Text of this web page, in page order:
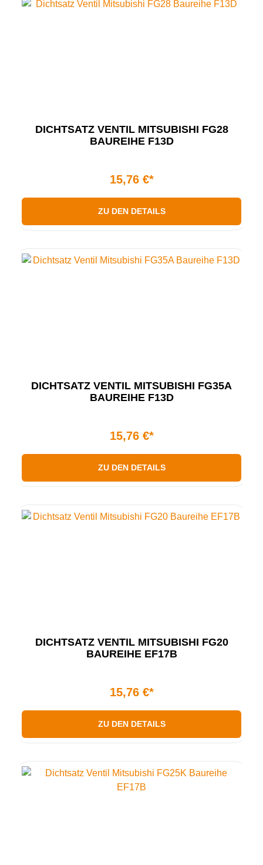
DICHTSATZ VENTIL MITSUBISHI FG28
BAUREIHE F13D
15,76 €*
ZU DEN DETAILS
DICHTSATZ VENTIL MITSUBISHI FG35A
BAUREIHE F13D
15,76 €*
ZU DEN DETAILS
DICHTSATZ VENTIL MITSUBISHI FG20
BAUREIHE EF17B
15,76 €*
ZU DEN DETAILS